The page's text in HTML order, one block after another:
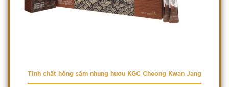
Tinh chất hồng sâm nhung hươu KGC Cheong Kwan Jang